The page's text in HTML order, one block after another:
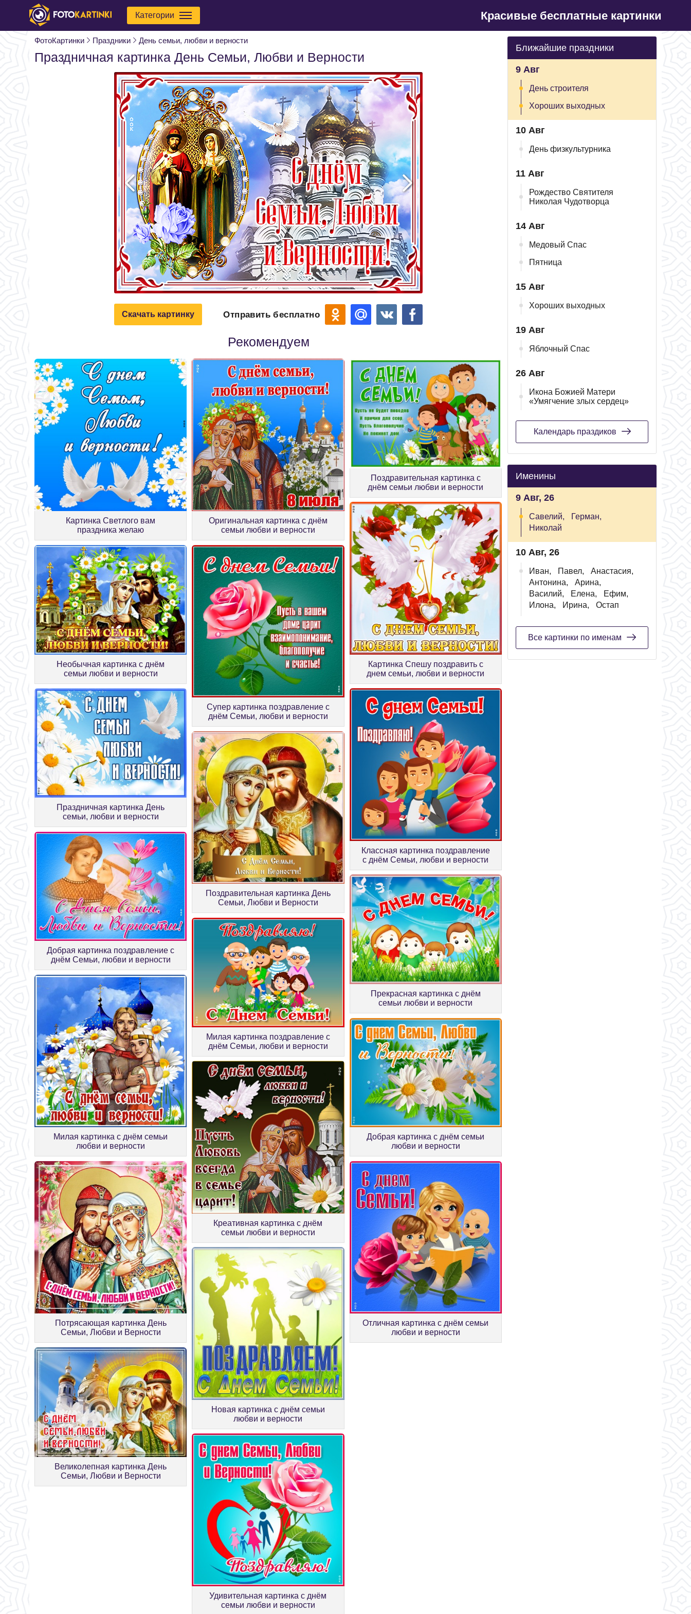
Категории Красивые бесплатные картинки
ФотоКартинки Праздники День семьи, любви и верности
Праздничная картинка День Семьи, Любви и Верности
Скачать картинку Отправить бесплатно
Рекомендуем
Картинка Светлого вам
праздника желаю
Оригинальная картинка с днём
семьи любви и верности
Поздравительная картинка с
днём семьи любви и верности
Необычная картинка с днём
семьи любви и верности
Супер картинка поздравление с
днём Семьи, любви и верности
Картинка Спешу поздравить с
днем семьи, любви и верности
Праздничная картинка День
семьи, любви и верности
Поздравительная картинка День
Семьи, Любви и Верности
Классная картинка поздравление
с днём Семьи, любви и верности
Добрая картинка поздравление с
днём Семьи, любви и верности
Милая картинка поздравление с
днём Семьи, любви и верности
Прекрасная картинка с днём
семьи любви и верности
Милая картинка с днём семьи
любви и верности
Креативная картинка с днём
семьи любви и верности
Добрая картинка с днём семьи
любви и верности
Потрясающая картинка День
Семьи, Любви и Верности
Новая картинка с днём семьи
любви и верности
Отличная картинка с днём семьи
любви и верности
Великолепная картинка День
Семьи, Любви и Верности
Удивительная картинка с днём
семьи любви и верности
Ближайшие праздники
9 Авг
День строителя
Хороших выходных
10 Авг
День физкультурника
11 Авг
Рождество Святителя
Николая Чудотворца
14 Авг
Медовый Спас
Пятница
15 Авг
Хороших выходных
19 Авг
Яблочный Спас
26 Авг
Икона Божией Матери
«Умягчение злых сердец»
Календарь праздиков
Именины
9 Авг, 26
Савелий,
Герман,
Николай
10 Авг, 26
Иван, Павел,
Анастасия,
Антонина,
Арина,
Василий,
Елена,
Ефим,
Илона,
Ирина, Остап
Все картинки по именам